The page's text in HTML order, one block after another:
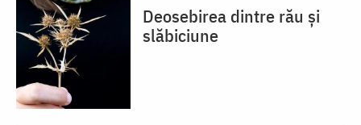
Deosebirea dintre rău și
slăbiciune